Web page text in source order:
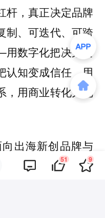
杆，真正决定品牌
制、可迭代、可跨
用数字化把决策变
认知变成信任，用
，用商业转化力把
出海新创品牌与
，在策略洞察、运
51 9